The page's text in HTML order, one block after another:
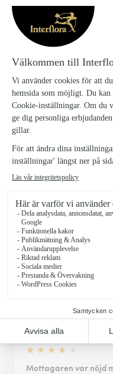
Att ni ringde o tala om
o att jag fick avgöra om
bukett. Tack!
★ ★ ★ ★ ★
Lätt att hitta på
Lätt att hitta på
telefonnummer till
29/10/2025
★ ★ ★ ★ ★
Lätt att beställa och
Lätt att beställa och när
jag ett telefonsamtal
beställningen. Buketten
alla nöjda!
★ ★ ★ ★ ★
Mottagaren var nöjd